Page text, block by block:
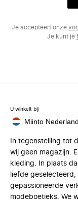
Je accepteert onze
Je kunt je
U winkelt bij
Miinto Nederland
In tegenstelling tot
wij geen magazijn.
kleding. In plaats
liefde
gepassioneerde
modeboetieks. We